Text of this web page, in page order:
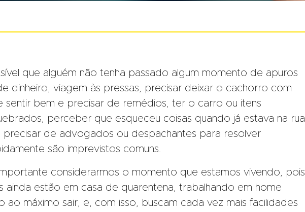
que alguém não tenha passado algum momento de apuros
dinheiro, viagem às pressas, precisar deixar o cachorro com
sentir bem e precisar de remédios, ter o carro ou itens
perceber que esqueceu coisas quando já estava na rua
precisar de advogados ou despachantes para resolver
são imprevistos comuns.
considerarmos o momento que estamos vivendo, pois
ainda estão em casa de quarentena, trabalhando em home
ao máximo sair, e, com isso, buscam cada vez mais facilidades